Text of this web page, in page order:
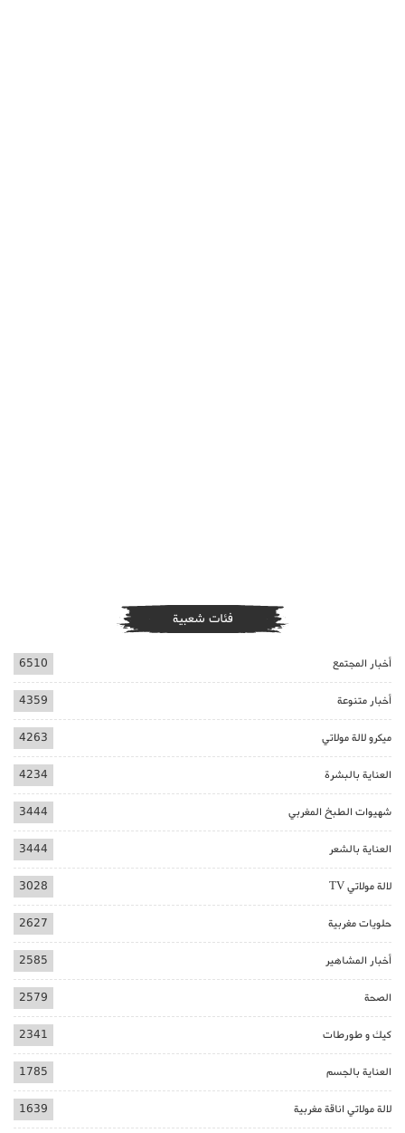
فئات شعبية
أخبار المجتمع 6510
أخبار متنوعة 4359
ميكرو لالة مولاتي 4263
العناية بالبشرة 4234
شهيوات الطبخ المغربي 3444
العناية بالشعر 3444
لالة مولاتي TV 3028
حلويات مغربية 2627
أخبار المشاهير 2585
الصحة 2579
كيك و طورطات 2341
العناية بالجسم 1785
لالة مولاتي اناقة مغربية 1639